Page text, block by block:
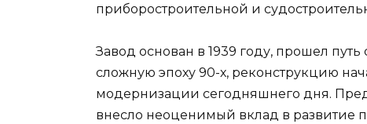
приборостроительной и
Завод основан в 1939 году, прошел
сложную эпоху 90-х, реконструкцию
модернизации сегодняшнего дня.
внесло неоценимый вклад в развитие